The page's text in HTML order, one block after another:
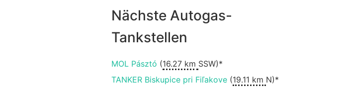
Nächste Autogas-
Tankstellen
MOL Pásztó (16.27 km SSW)*
TANKER Biskupice pri Fiľakove(19.11 km N)*